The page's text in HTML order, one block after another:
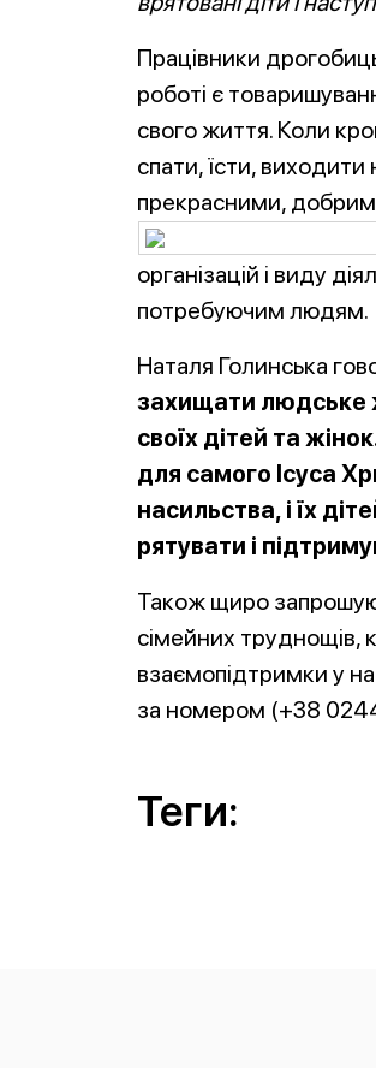
Працівники
роботі є
свого життя. Коли
спати, їсти,
прекрасними,
організацій і виду
потребуючим людям.
Наталя Голинська
захищати людське
своїх дітей та
для самого Ісуса
насильства, і їх
рятувати і
Також щиро запрошую
сімейних труднощів,
взаємопідтримки у
за номером (+38
Теги: